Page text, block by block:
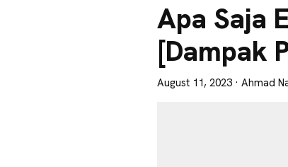
Apa Saja
[Dampak
August 11, 2023 · Ahmad